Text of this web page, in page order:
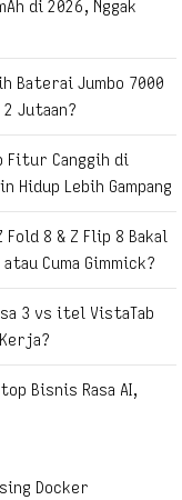
di 2026, Nggak
Baterai Jumbo 7000
2 Jutaan?
Fitur Canggih di
Hidup Lebih Gampang
8 & Z Flip 8 Bakal
Cuma Gimmick?
3 vs itel VistaTab
Bisnis Rasa AI,
Docker